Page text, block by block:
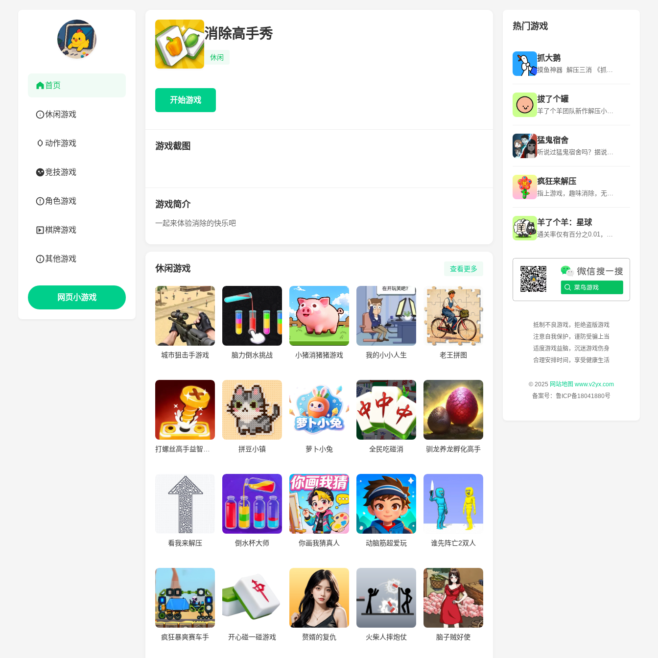
首页
休闲游戏
动作游戏
竞技游戏
角色游戏
棋牌游戏
其他游戏
网页小游戏
消除高手秀
休闲
开始游戏
游戏截图
游戏简介
一起来体验消除的快乐吧
休闲游戏 查看更多
城市狙击手游戏 脑力倒水挑战 小猪消猪猪游戏 我的小小人生 老王拼图
拼豆小镇 萝卜小兔 全民吃碰消 驯龙养龙孵化高手
看我来解压 倒水杯大师 你画我猜真人 动脑筋超爱玩 谁先阵亡2双人
疯狂暴爽赛车手 开心碰一碰游戏 赘婿的复仇 火柴人摔炮仗 脑子贼好使
热门游戏
抓大鹅
摸鱼神器 解压三消 《抓大鹅》是青岛蓝飞互娱科技股份有限公司推出的一款休闲益智类型的游戏，该游戏平台为微信小程序，适应年龄为18+，游戏语言为中文，于2024年3月6日发行。 《抓大鹅》游戏有很多玩法，在游玩的时候是可以自由的选择自己比较喜欢的关卡的。游戏的流程是看到出现的物品时就可以直接开始点击，用户通过“购物篮子”特定背景下，找到三个一样的物品将其消除。游玩的时候遇到比较困难的地方的时候是可以点击提示的，让玩家能够获得关键的线索。 该游戏的特点是玩法众多、超多关卡、实时排名、操作简单。
拔了个罐
羊了个羊团队新作解压小游戏！~ 《拔了个罐》是一款以拔罐为主题的休闲益智小游戏，游戏融合了“拧螺丝”玩法，玩家需要将杂乱摆放的罐罐放置到对应颜色的客人身上，凑齐三个即可消除，完成关卡挑战。游戏中还有丰富的装扮、舞蹈等元素，为玩家带来全新的游戏体验。 《拔了个罐》是简游互娱推出的一款小游戏，继承了“羊了个羊”的美术风格，玩法上融合了时下火爆全球的“拧螺丝”，上线首日即空降微信小游戏榜第23名。游戏以拔罐为主题，结合了除湿气等热门话题，引发玩家情感共鸣。
猛鬼宿舍
听说过猛鬼宿舍吗？据说那里有宝藏，快去吧 《猛鬼宿舍》是一款2D塔防小游戏。游戏中玩家需躲避猎梦者的追捕，寻找适合自己的宿舍躲避，并发展经济建造炮台，抵御猎梦者。游戏中玩家只可以在房间中的空地板上进行建造，玩家点击空地板后，出现建筑菜单。游戏中玩家需要根据自己当前的经济选择性建造建筑，发现一条符合自己发展的道路。玩家需要将猎梦者猎梦者击败或者抵御至天亮方可获胜，反之猎梦者抓到玩家则玩家失败。 欢迎大家下载~如果有什么好的想法和建议还有期待，也欢迎大家在评论区留言哦！ 后续可能的计划： 启用昼夜模式/开发自走棋类淘汰玩法/开发多人合作闯关玩法/推出猛鬼视角/推出非对称对抗玩法等等~
疯狂来解压
指上游戏，趣味消除，无限解压！ 《疯狂来解压》是一款以解压为主题的益智类手游，它提供了多种有趣的解压方式，如挤压泡泡、切割肥皂、整理物品等，让玩家在轻松愉快的氛围中释放压力。游戏画面精美，色彩丰富，音效逼真，为玩家带来沉浸式的解压体验。 《疯狂来解压》是一款充满创意和挑战的休闲游戏，它结合了多种解压元素和趣味关卡，让玩家在享受解压乐趣的同时，也能锻炼自己的逻辑思维和反应能力。游戏操作简单易上手，适合所有年龄段的玩家，是放松心情、消磨时间的绝佳选择。
羊了个羊：星球
通关率仅有百分之0.01，快来挑战！~ 《羊了个羊》是一款卡通背景消除闯关游戏，游戏利用各种道具和提示来消除每一个关卡当中的障碍和陷阱。 《羊了个羊》是由北京简游科技有限公司开发的一款休闲益智类微信小程序游戏，于2022年6月13日正式上线。其核心玩法是通过消除关卡中的障碍和陷阱来通关，但第二关的难度极高，通关率仅为0.1%左右。
抵制不良游戏，拒绝盗版游戏
注意自我保护，谨防受骗上当
适度游戏益脑，沉迷游戏伤身
合理安排时间，享受健康生活
© 2025 网站地图 www.v2yx.com
备案号： 鲁ICP备18041880号